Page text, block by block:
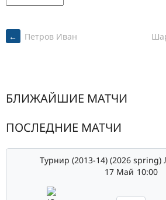
POST
← Петров Иван
БЛИЖАЙШИЕ МАТЧИ
ПОСЛЕДНИЕ МАТЧИ
Турнир (2013-14) (2026 spring)
17 Май 10:00